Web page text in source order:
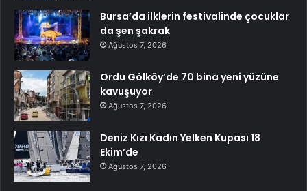
Bursa’da ilklerin festivalinde çocuklar
da şen şakrak
Ağustos 7, 2026
Ordu Gölköy’de 70 bina yeni yüzüne
kavuşuyor
Ağustos 7, 2026
Deniz Kızı Kadın Yelken Kupası 18
Ekim’de
Ağustos 7, 2026